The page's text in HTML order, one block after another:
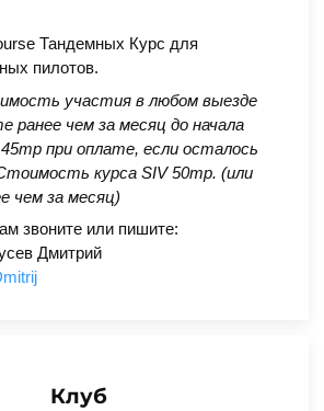
Тандемных Курс для
пилотов.
участия в любом выезде
ранее чем за месяц до начала
при оплате, если осталось
курса SIV 50тр. (или
чем за месяц)
звоните или пишите:
Дмитрий
Клуб